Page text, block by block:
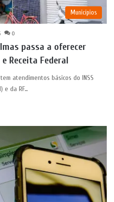
Municípios
0
passa a oferecer
Receita Federal
atendimentos básicos do INSS
e da RF…